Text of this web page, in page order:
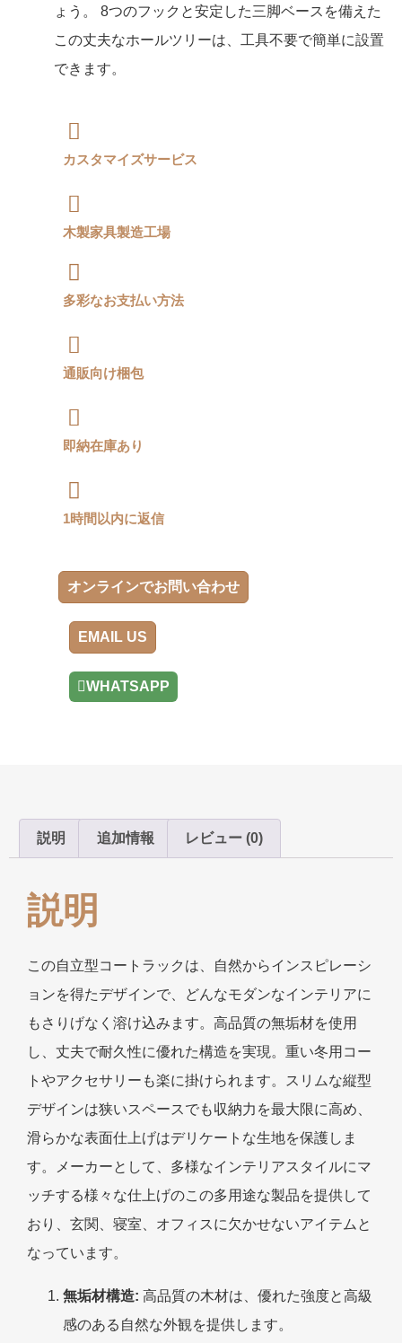
ょう。 8つのフックと安定した三脚ベースを備えた
この丈夫なホールツリーは、工具不要で簡単に設置
できます。
カスタマイズサービス
木製家具製造工場
多彩なお支払い方法
通販向け梱包
即納在庫あり
1時間以内に返信
オンラインでお問い合わせ
EMAIL US
WHATSAPP
説明 追加情報 レビュー (0)
説明
この自立型コートラックは、自然からインスピレーシ
ョンを得たデザインで、どんなモダンなインテリアに
もさりげなく溶け込みます。高品質の無垢材を使用
し、丈夫で耐久性に優れた構造を実現。重い冬用コー
トやアクセサリーも楽に掛けられます。スリムな縦型
デザインは狭いスペースでも収納力を最大限に高め、
滑らかな表面仕上げはデリケートな生地を保護しま
す。メーカーとして、多様なインテリアスタイルにマ
ッチする様々な仕上げのこの多用途な製品を提供して
おり、玄関、寝室、オフィスに欠かせないアイテムと
なっています。
無垢材構造: 高品質の木材は、優れた強度と高級
感のある自然な外観を提供します。